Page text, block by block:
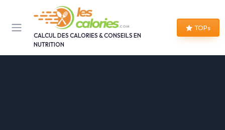
CALCUL DES CALORIES & CONSEILS EN
NUTRITION
TOPs
Panneau de gestion des cookies